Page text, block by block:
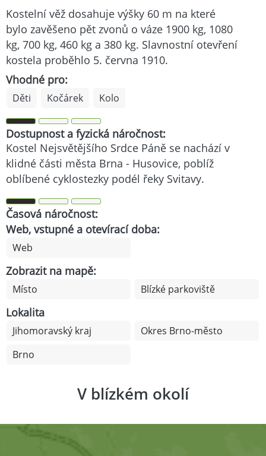
Kostelní věž dosahuje výšky 60 m na které
bylo zavěšeno pět zvonů o váze 1900 kg, 1080
kg, 700 kg, 460 kg a 380 kg. Slavnostní otevření
kostela proběhlo 5. června 1910.
Vhodné pro:
Děti Kočárek Kolo
Dostupnost a fyzická náročnost:
Kostel Nejsvětějšího Srdce Páně se nachází v
klidné části města Brna - Husovice, poblíž
oblíbené cyklostezky podél řeky Svitavy.
Časová náročnost:
Web, vstupné a otevírací doba:
Web
Zobrazit na mapě:
Místo Blízké parkoviště
Lokalita
Jihomoravský kraj
Okres Brno-město
Brno
V blízkém okolí